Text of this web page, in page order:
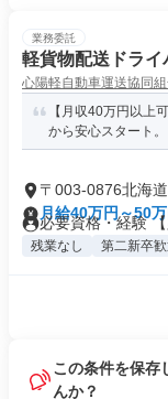
業務委託
軽貨物配送ドライ
心陽軽自動車運送協同
【月収40万円以上
から安心スタート。
〒003-0876北海
月給40万円～50万
必要資格・経験
残業なし 第二新卒
この条件を保存
んか？